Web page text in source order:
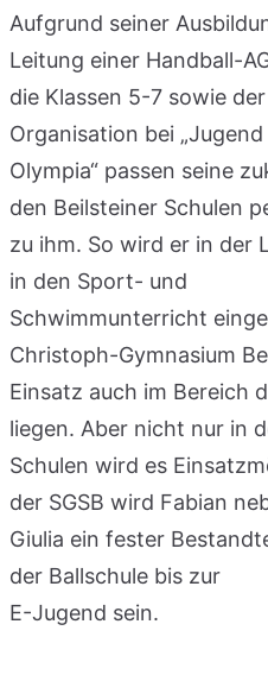
Aufgrund seiner
Leitung einer Handball-
die Klassen 5-7 sowie
Organisation bei
Olympia“ passen seine
den Beilsteiner Schulen
zu ihm. So wird er in der
in den Sport- und
Schwimmunterricht
Christoph-Gymnasium
Einsatz auch im Bereich
liegen. Aber nicht nur in
Schulen wird es
der SGSB wird Fabian
Giulia ein fester
der Ballschule bis zur
E-Jugend sein.